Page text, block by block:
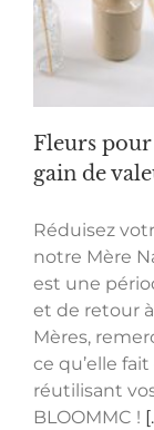
Fleurs pour
gain de
Réduisez
notre Mère
est une
et de retour
Mères,
ce qu’elle
réutilisant
BLOOMMC !